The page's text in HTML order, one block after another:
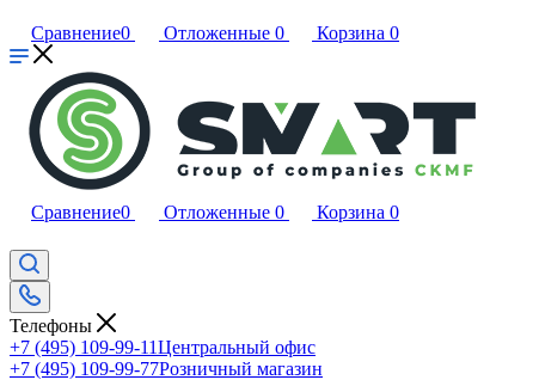
Сравнение0 Отложенные 0 Корзина 0
Сравнение0 Отложенные 0 Корзина 0
Телефоны
+7 (495) 109-99-11Центральный офис
+7 (495) 109-99-77Розничный магазин